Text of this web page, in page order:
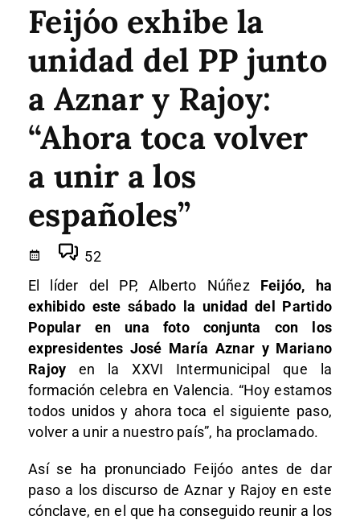
Feijóo exhibe la
unidad del PP junto
a Aznar y Rajoy:
“Ahora toca volver
a unir a los
españoles”
52
El líder del PP, Alberto Núñez Feijóo, ha
exhibido este sábado la unidad del Partido
Popular en una foto conjunta con los
expresidentes José María Aznar y Mariano
Rajoy en la XXVI Intermunicipal que la
formación celebra en Valencia. “Hoy estamos
todos unidos y ahora toca el siguiente paso,
volver a unir a nuestro país”, ha proclamado.
Así se ha pronunciado Feijóo antes de dar
paso a los discurso de Aznar y Rajoy en este
cónclave, en el que ha conseguido reunir a los